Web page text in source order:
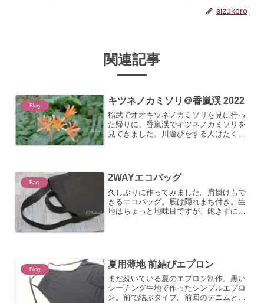
sizukoro
関連記事
Blog キツネノカミソリ＠香嵐渓 2022
稲武でオオキツネノカミソリを見に行っ
た帰りに、香嵐渓でキツネノカミソリを
見てきました。川遊びをする人はたくさ
道。でもここは整備されている...
Bag 2WAYエコバッグ
久しぶりに作ってみました。肩掛けもで
きるエコバッグ。底は隠れまち付き。生
地はちょっと地味目ですが、飽きずに使
Blog 夏用薄地 前結びエプロン
まだ続いている夏のエプロン制作。黒い
シーチング生地で作ったシンプルエプロ
ン。前で結ぶタイプ。前回のデニムと同